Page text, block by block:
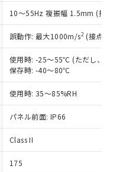
10～55Hz 複振幅 1.5mm (接
誤動作: 最大1000m/s2 (接点
使用時: -25～55℃ (ただし、氷
保存時: -40～80℃
使用時: 35～85%RH
パネル前面: IP66
Class II
175
点での社内デー
ものであり、閲
の在庫および標
があることをご
標準価格はお客
お客様担当のオ
・当社販売員に
店や当社販売拠
ク
」をご確認
結果を当社の
以下、 カド
ポリ臭化ビフェニル
フェニルエーテル類
(2-エチルヘキシ
下、フタル酸ブチ
フタル酸ジブチル
ジイソブチル
制御機器に対する
ては閾値を超える意
ます。
：
、 Cd(カドミウ
ポリ臭化ビフェ
化ジフェニルエーテ
ル)) : 1000ppm
のすべてが基
いう）を輸出
る場合は、日本
は役務取引許
要な手続きを
する場合は、完
法に輸出されな
じます。
兵器、ミサイ
器またはその他
造装置等に一切
三者に販売する
3の内容を当
あり
いが在庫あり
庫状況につ
お取引先、ま
ムロン制御
販売員にご確